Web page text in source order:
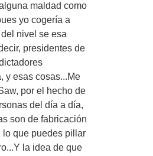
maldad como
yo cogería a
nivel se esa
presidentes de
y esas cosas...Me
por el hecho de
del día a día,
son de fabricación
lo que puedes pillar
la idea de que